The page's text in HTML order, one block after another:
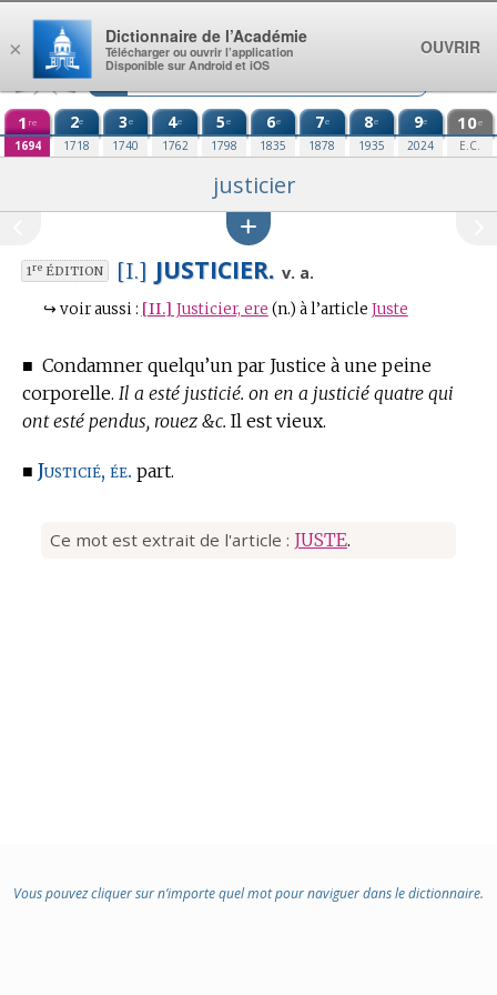
Aller au contenu
1 re
1694
2e
1718
3e
1740
4e
1762
5e
1798
6e
1835
7e
1878
8e
1935
9e
2024
10e
E.C.
justicier
1reÉDITION [I.] JUSTICIER. v. a.
↪ voir aussi : [II.] Justicier, ere (n.) à l’article Juste
■ Condamner quelqu’un par Justice à une peine
corporelle. Il a esté justicié. on en a justicié quatre qui
ont esté pendus, rouez &c. Il est vieux.
■ Justicié, ée. part.
Ce mot est extrait de l'article : JUSTE.
Vous pouvez cliquer sur n’importe quel mot pour naviguer dans le dictionnaire.
×
Dictionnaire de l’Académie
Télécharger ou ouvrir l’application
Disponible sur Android et iOS
OUVRIR